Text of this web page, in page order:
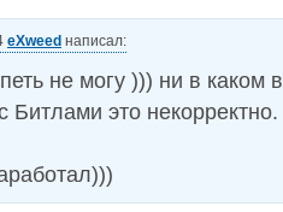
eXweed написал:
не могу ))) ни в каком
Битлами это некорректно.